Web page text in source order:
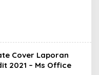
Cover Laporan
2021 – Ms Office